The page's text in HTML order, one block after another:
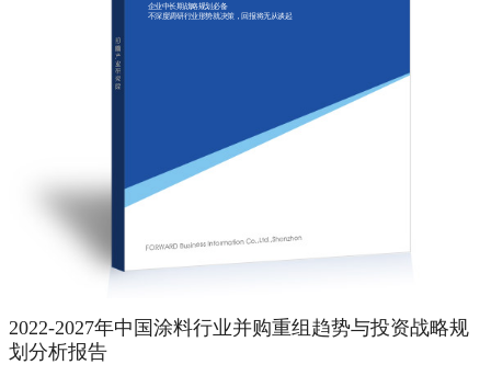
企业中长期战略规划必备
不深度调研行业形势就决策，回报将无从谈起
2022-2027年中国涂料行业并购重组趋势与投资战略规
划分析报告